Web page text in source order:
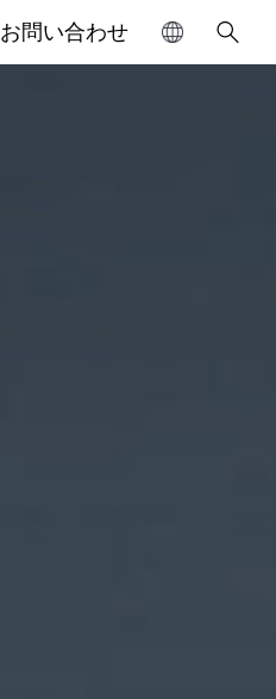
お問い合わせ